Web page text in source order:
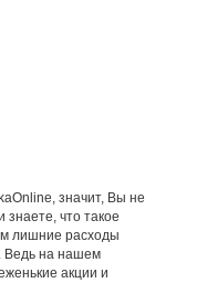
значит, Вы не
что такое
лишние расходы
Ведь на нашем
акции и